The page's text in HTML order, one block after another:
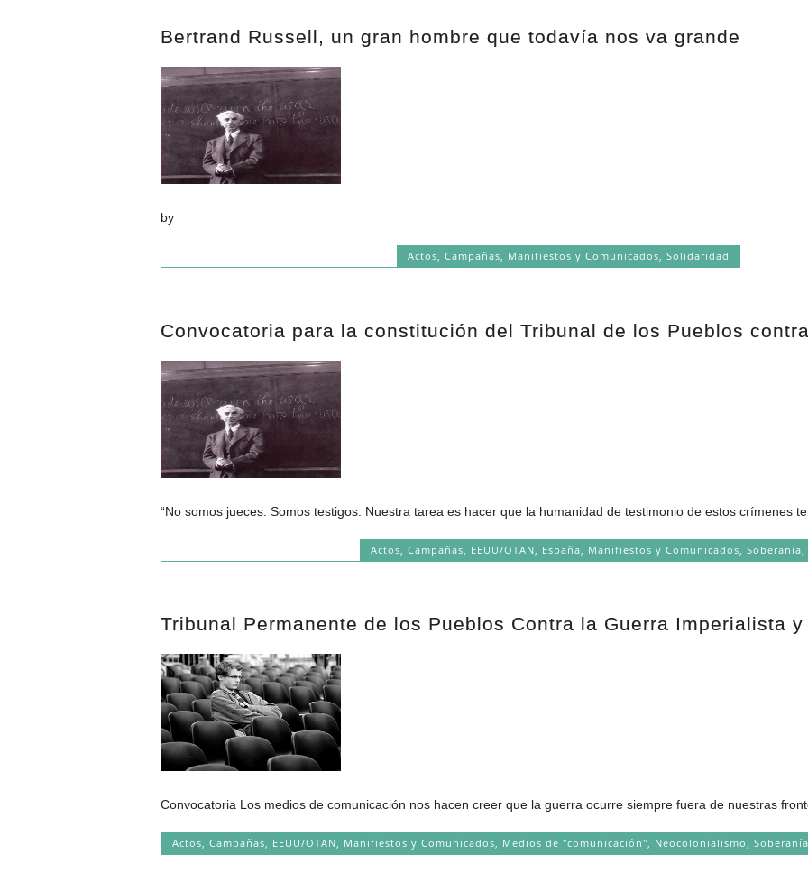
Bertrand Russell, un gran hombre que todavía nos va grande
by
Actos,Campañas, Manifiestos y Comunicados,Solidaridad
Convocatoria para la constitución del Tribunal de los Pueblos
“No somos jueces. Somos testigos. Nuestra tarea es hacer que la humanidad de testimonio de estos crímenes
Actos,Campañas, EEUU/OTAN, España, Manifiestos y Comunicados,Soberanía
Tribunal Permanente de los Pueblos Contra la Guerra Imperialista y
Convocatoria Los medios de comunicación nos hacen creer que la guerra ocurre siempre fuera de nuestras
Actos,Campañas, EEUU/OTAN, Manifiestos y Comunicados, Medios de "comunicación", Neocolonialismo,